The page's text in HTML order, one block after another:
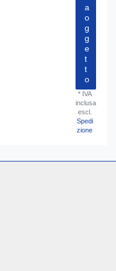
a
o
g
g
e
t
t
o
* IVA
inclusa
escl.
Spedi
zione